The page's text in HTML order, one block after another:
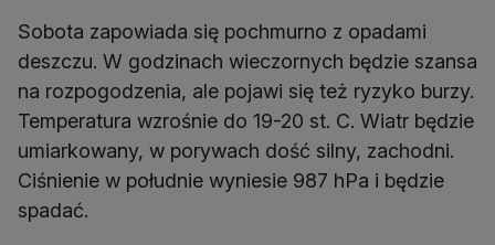
Sobota zapowiada się pochmurno z opadami
deszczu. W godzinach wieczornych będzie szansa
na rozpogodzenia, ale pojawi się też ryzyko burzy.
Temperatura wzrośnie do 19-20 st. C. Wiatr będzie
umiarkowany, w porywach dość silny, zachodni.
Ciśnienie w południe wyniesie 987 hPa i będzie
spadać.